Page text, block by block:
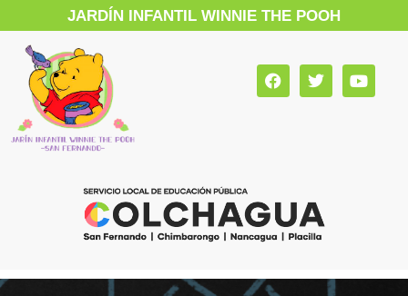
JARDÍN INFANTIL WINNIE THE POOH